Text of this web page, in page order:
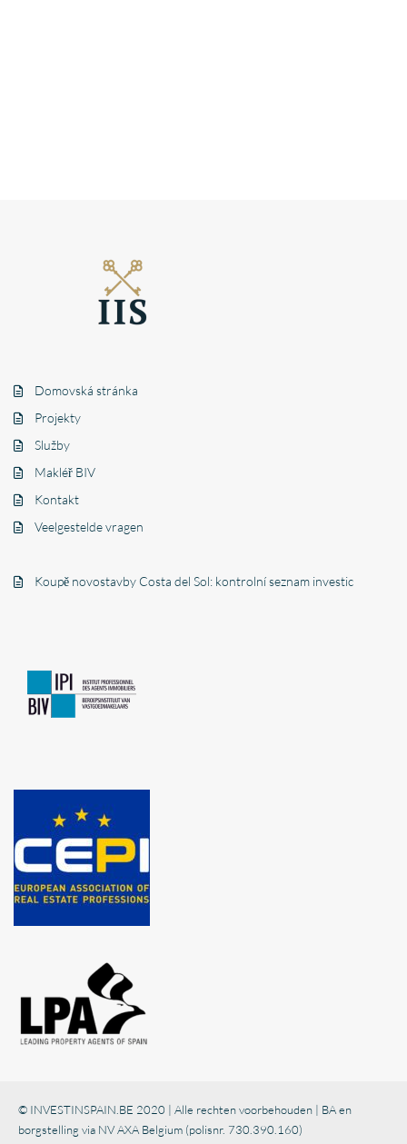
Domovská stránka
Projekty
Služby
Makléř BIV
Kontakt
Veelgestelde vragen
Koupě novostavby Costa del Sol: kontrolní seznam investic
© INVESTINSPAIN.BE 2020 | Alle rechten voorbehouden | BA en
borgstelling via NV AXA Belgium (polisnr. 730.390.160)